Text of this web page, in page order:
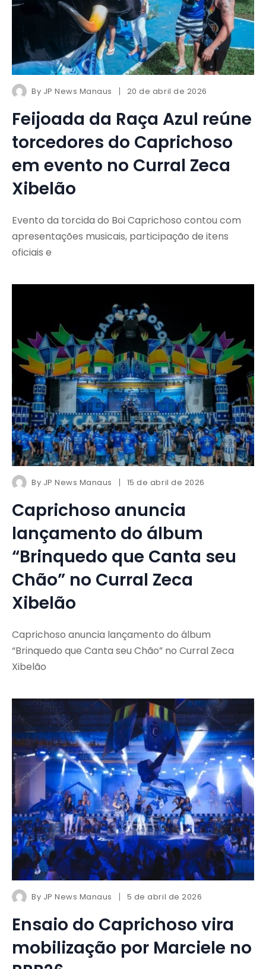
By JP News Manaus 20 de abril de 2026
Feijoada da Raça Azul reúne
torcedores do Caprichoso
em evento no Curral Zeca
Xibelão
Evento da torcida do Boi Caprichoso contou com
apresentações musicais, participação de itens
oficiais e
By JP News Manaus 15 de abril de 2026
Caprichoso anuncia
lançamento do álbum
“Brinquedo que Canta seu
Chão” no Curral Zeca
Xibelão
Caprichoso anuncia lançamento do álbum
“Brinquedo que Canta seu Chão” no Curral Zeca
Xibelão
By JP News Manaus 5 de abril de 2026
Ensaio do Caprichoso vira
mobilização por Marciele no